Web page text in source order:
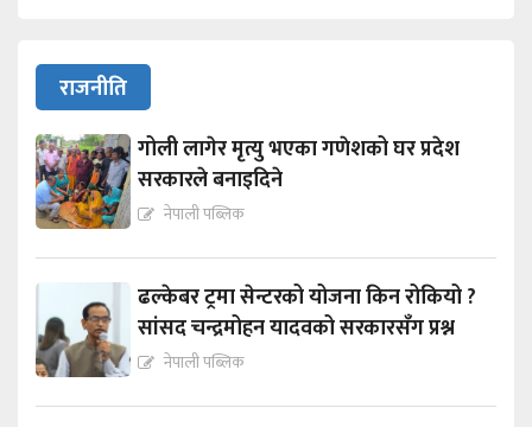
राजनीति
गोली लागेर मृत्यु भएका गणेशको घर प्रदेश
सरकारले बनाइदिने
नेपाली पब्लिक
ढल्केबर ट्रमा सेन्टरको योजना किन रोकियो ?
सांसद चन्द्रमोहन यादवको सरकारसँग प्रश्न
नेपाली पब्लिक